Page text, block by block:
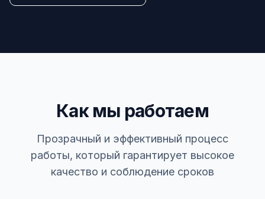
Как мы работаем
Прозрачный и эффективный процесс
работы, который гарантирует высокое
качество и соблюдение сроков